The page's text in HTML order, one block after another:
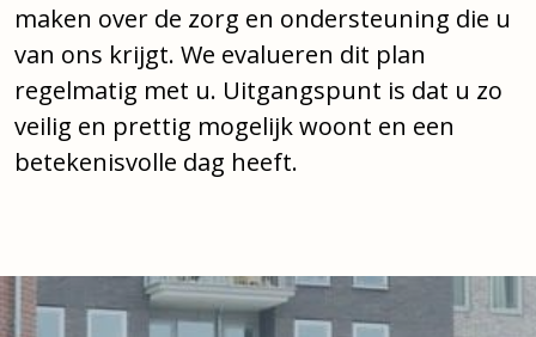
maken over de zorg en ondersteuning die u
van ons krijgt. We evalueren dit plan
regelmatig met u. Uitgangspunt is dat u zo
veilig en prettig mogelijk woont en een
betekenisvolle dag heeft.